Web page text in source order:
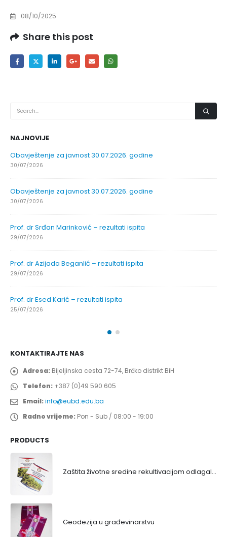
08/10/2025
Share this post
NAJNOVIJE
Obavještenje za javnost 30.07.2026. godine
30/07/2026
Obavještenje za javnost 30.07.2026. godine
30/07/2026
Prof. dr Srđan Marinković – rezultati ispita
29/07/2026
Prof. dr Azijada Beganlić – rezultati ispita
29/07/2026
Prof. dr Esed Karić – rezultati ispita
25/07/2026
KONTAKTIRAJTE NAS
Adresa: Bijeljinska cesta 72-74, Brčko distrikt BiH
Telefon: +387 (0)49 590 605
Email:info@eubd.edu.ba
Radno vrijeme: Pon - Sub / 08:00 - 19:00
PRODUCTS
Zaštita životne sredine rekultivacijom odlagališta
Geodezija u građevinarstvu